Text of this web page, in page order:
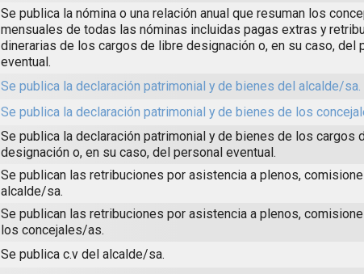
Se publica la nómina o una relación anual que resuman los
mensuales de todas las nóminas incluidas pagas extras y
dinerarias de los cargos de libre designación o, en su caso, del
eventual.
Se publica la declaración patrimonial y de bienes del alcalde/sa.
Se publica la declaración patrimonial y de bienes de los
Se publica la declaración patrimonial y de bienes de los cargos
designación o, en su caso, del personal eventual.
Se publican las retribuciones por asistencia a plenos,
alcalde/sa.
Se publican las retribuciones por asistencia a plenos,
los concejales/as.
Se publica c.v del alcalde/sa.